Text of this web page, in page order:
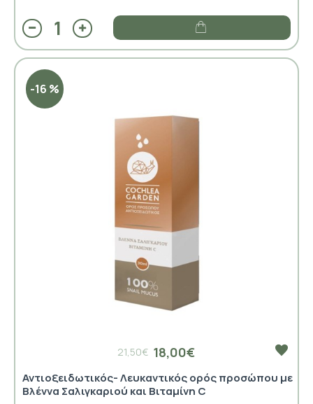
-16 %
18,00€
21,50€
Αντιοξειδωτικός- Λευκαντικός ορός προσώπου με
Βλέννα Σαλιγκαριού και Βιταμίνη C